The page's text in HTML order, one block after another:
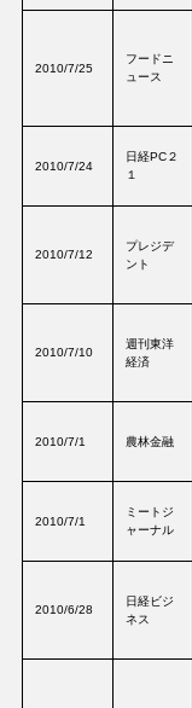
2010/7/25
フードニ
ュース
2010/7/24
日経PC２
１
2010/7/12
プレジデ
ント
2010/7/10
週刊東洋
経済
2010/7/1 農林金融
2010/7/1
ミートジ
ャーナル
2010/6/28
日経ビジ
ネス